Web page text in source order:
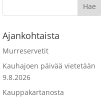
Ajankohtaista
Murreservetit
Kauhajoen päivää vietetään
9.8.2026
Kauppakartanosta